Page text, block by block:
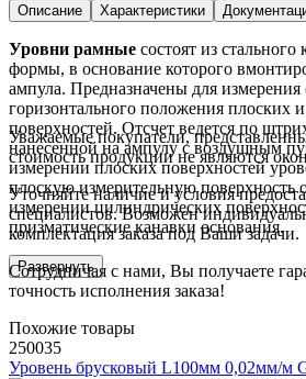
Описание Характеристики
Уровни рамные состоят из стального
формы, в основание которого
ампула. Предназначены для измерения
горизонтального положения плоских
поверхностей. Отсчет ведется по
нанесенной на ампулу с воздушным
измерении плоских поверхностей
плоскую измерительную поверхность
измерении цилиндрических
призматические канавки основания.
Развернуть
Уважаемые покупатели,
стоимость продукции не являются
Уточняйте наличие и условия
специалистов. Возможен
комплектация заказа под Ваши задачи.
Сотрудничая с нами, Вы получаете
точность исполнения заказа!
Похожие товары
250035
Уровень брусковый L100мм 0,02мм/м